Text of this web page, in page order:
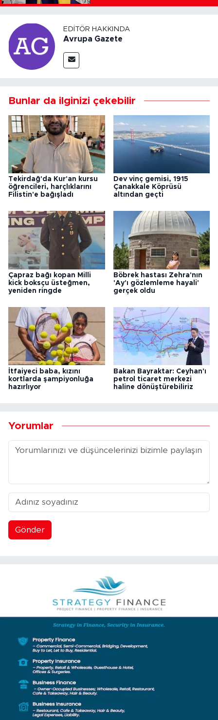
EDITÖR HAKKINDA
Avrupa Gazete
Bunlar da ilginizi çekebilir
Tekirdağ'da Kur'an kursu
öğrencileri, harçlıklarını
Filistin'e bağışladı
Dev vinç gemisi, 1915
Çanakkale Köprüsü
altından geçti
Çapraz bağı kopan Milli
kick boksçu üsteğmen,
yeniden ringde
Böbrek hastası Zehra'nın
'Ay'ı gözlemleme hayali'
gerçek oldu
İtfaiyeci baba, kızını
kortlarda şampiyonluğa
hazırlıyor
Bakan Bayraktar: Ceyhan'ı
petrol ticaret merkezi
haline dönüştürebiliriz
Yorumlar
Gönder